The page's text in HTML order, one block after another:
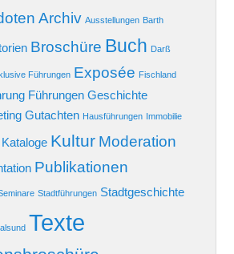
Archiv Ausstellungen Barth
Broschüre Buch Darß
Führungen Exposée Fischland
Führungen Geschichte
Gutachten Hausführungen Immobilie
Kataloge Kultur Moderation
Publikationen
Stadtführungen Stadtgeschichte
Texte